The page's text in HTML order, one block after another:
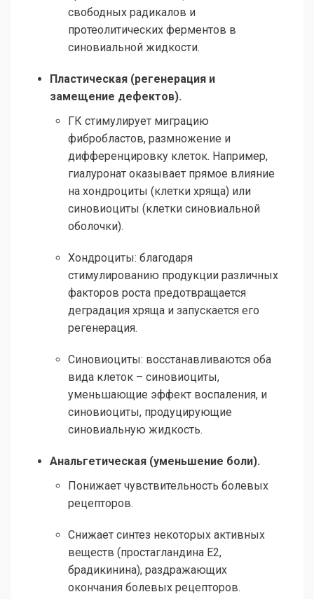
свободных радикалов и
протеолитических ферментов в
синовиальной жидкости.
Пластическая (регенерация и
замещение дефектов).
ГК стимулирует миграцию
фибробластов, размножение и
дифференцировку клеток. Например,
гиалуронат оказывает прямое влияние
на хондроциты (клетки хряща) или
синовиоциты (клетки синовиальной
оболочки).
Хондроциты: благодаря
стимулированию продукции различных
факторов роста предотвращается
деградация хряща и запускается его
регенерация.
Синовиоциты: восстанавливаются оба
вида клеток – синовиоциты,
уменьшающие эффект воспаления, и
синовиоциты, продуцирующие
синовиальную жидкость.
Анальгетическая (уменьшение боли).
Понижает чувствительность болевых
рецепторов.
Снижает синтез некоторых активных
веществ (простагландина E2,
брадикинина), раздражающих
окончания болевых рецепторов.